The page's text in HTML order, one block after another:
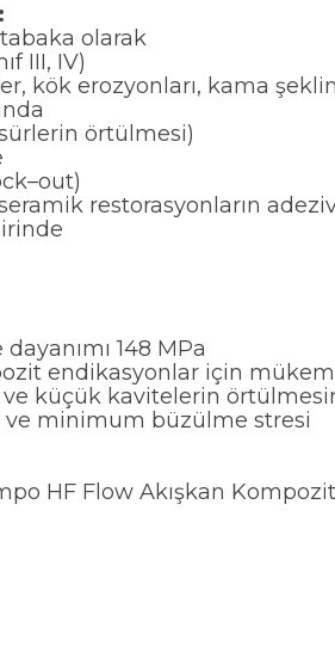
tabaka olarak
III, IV)
kök erozyonları, kama
örtülmesi)
restorasyonların
148 MPa
endikasyonlar için
V ve küçük kavitelerin
minimum büzülme stresi
HF Flow Akışkan